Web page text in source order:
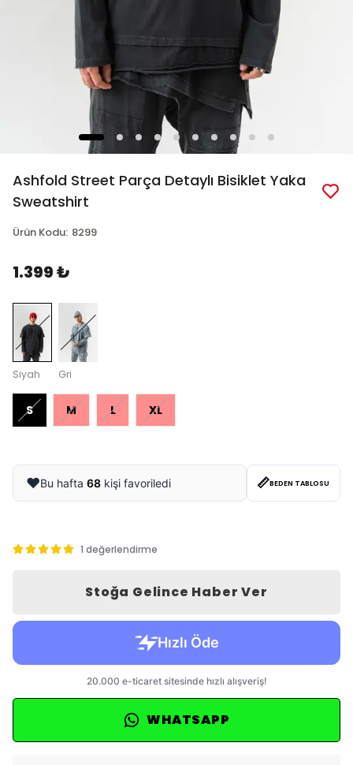
Ashfold Street Parça Detaylı Bisiklet Yaka
Sweatshirt
Ürün Kodu: 8299
1.399 ₺
Siyah Gri
S M L XL
❤️Bu hafta 68 kişi favoriledi 📏BEDEN TABLOSU
1 değerlendirme
Stoğa Gelince Haber Ver
WHATSAPP